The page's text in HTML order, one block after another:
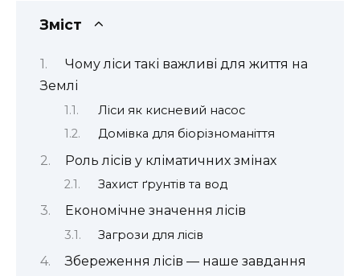
Зміст
Чому ліси такі важливі для життя на
Землі
Ліси як кисневий насос
Домівка для біорізноманіття
Роль лісів у кліматичних змінах
Захист ґрунтів та вод
Економічне значення лісів
Загрози для лісів
Збереження лісів — наше завдання